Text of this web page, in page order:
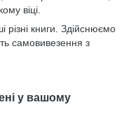
віці.
різні книги. Здійснюємо
самовивезення з
у вашому